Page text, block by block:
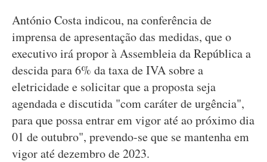
António Costa indicou, na conferência de
imprensa de apresentação das medidas, que o
executivo irá propor à Assembleia da República a
descida para 6% da taxa de IVA sobre a
eletricidade e solicitar que a proposta seja
agendada e discutida "com caráter de urgência",
para que possa entrar em vigor até ao próximo dia
01 de outubro", prevendo-se que se mantenha em
vigor até dezembro de 2023.